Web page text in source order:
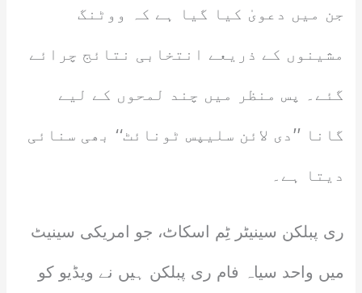
جن میں دعویٰ کیا گیا ہے کہ ووٹنگ
مشینوں کے ذریعے انتخابی نتائج چرائے
گئے۔ پس منظر میں چند لمحوں کے لیے
گانا ’’دی لائن سلیپس ٹونائٹ‘‘ بھی سنائی
دیتا ہے۔
ری پبلکن سینیٹر ٹِم اسکاٹ، جو امریکی سینیٹ
میں واحد سیاہ فام ری پبلکن ہیں نے ویڈیو کو